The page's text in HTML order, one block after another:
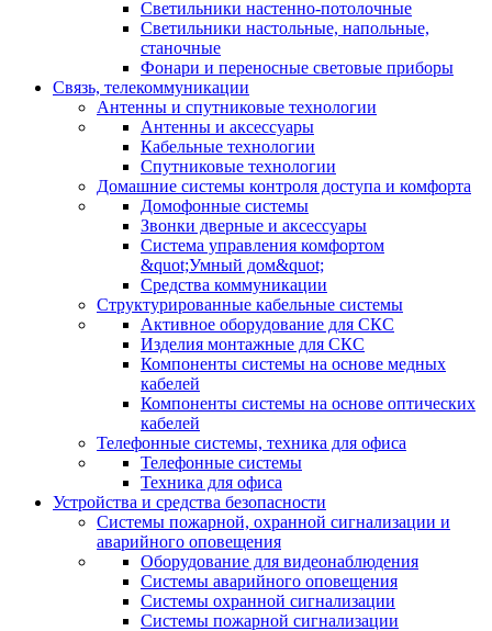
Светильники настенно-потолочные
Светильники настольные, напольные,
станочные
Фонари и переносные световые приборы
Связь, телекоммуникации
Антенны и спутниковые технологии
Антенны и аксессуары
Кабельные технологии
Спутниковые технологии
Домашние системы контроля доступа и комфорта
Домофонные системы
Звонки дверные и аксессуары
Система управления комфортом
&quot;Умный дом&quot;
Средства коммуникации
Структурированные кабельные системы
Активное оборудование для СКС
Изделия монтажные для СКС
Компоненты системы на основе медных
кабелей
Компоненты системы на основе оптических
кабелей
Телефонные системы, техника для офиса
Телефонные системы
Техника для офиса
Устройства и средства безопасности
Системы пожарной, охранной сигнализации и
аварийного оповещения
Оборудование для видеонаблюдения
Системы аварийного оповещения
Системы охранной сигнализации
Системы пожарной сигнализации